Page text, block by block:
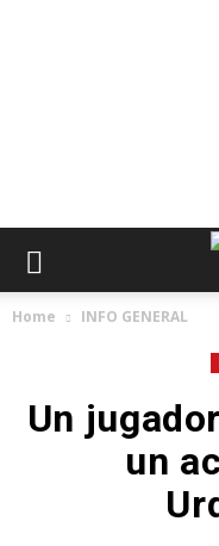
Home INFO GENERAL
Un
un